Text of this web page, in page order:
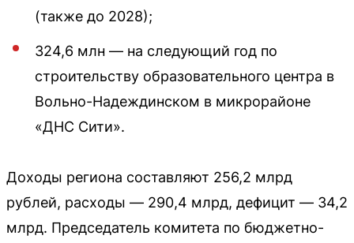
(также до 2028);
324,6 млн — на следующий год по
строительству образовательного центра в
Вольно-Надеждинском в микрорайоне
«ДНС Сити».
Доходы региона составляют 256,2 млрд
рублей, расходы — 290,4 млрд, дефицит — 34,2
млрд. Председатель комитета по бюджетно-